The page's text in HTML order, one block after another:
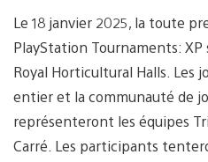
Le 18 janvier 2025, la toute
PlayStation Tournaments: XP
Royal Horticultural Halls. Les
entier et la communauté de
représenteront les équipes
Carré. Les participants